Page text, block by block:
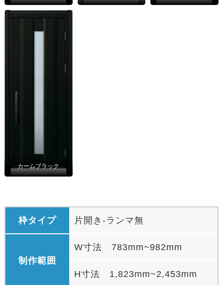
カームブラック
枠タイプ 片開き-ランマ無
制作範囲
W寸法 783mm~982mm
H寸法 1,823mm~2,453mm